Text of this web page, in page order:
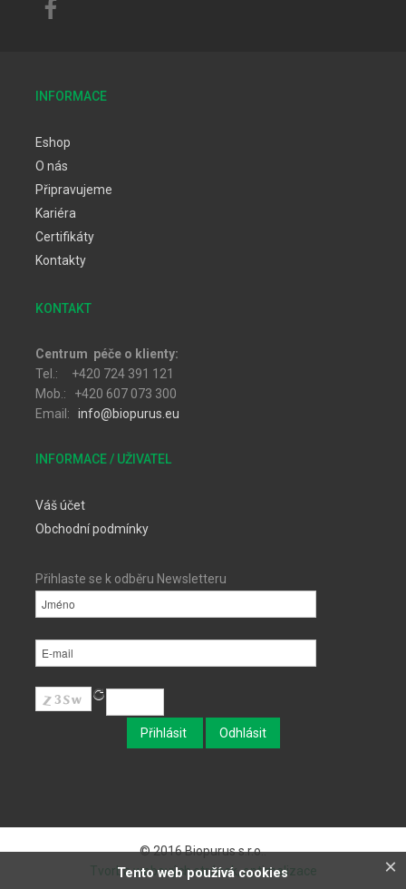
Tento web používá cookies ×
INFORMACE
Eshop
O nás
Připravujeme
Kariéra
Certifikáty
Kontakty
KONTAKT
Centrum péče o klienty:
Tel.: +420 724 391 121
Mob.: +420 607 073 300
Email: info@biopurus.eu
INFORMACE / UŽIVATEL
Váš účet
Obchodní podmínky
Přihlaste se k odběru Newsletteru
© 2016 Biopurus s.r.o..
Tvorba webových stránek, optimalizace